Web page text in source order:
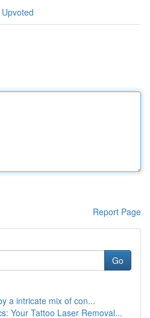
Report Page
Go
a intricate mix of con...
Your Tattoo Laser Removal...